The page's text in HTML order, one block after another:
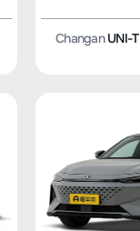
ChanganUNI-T